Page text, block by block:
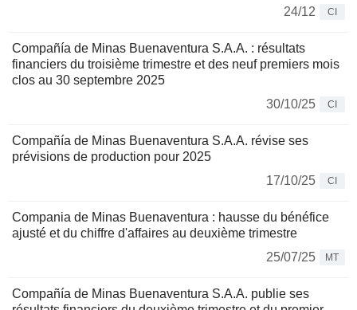
24/12
CI
Compañía de Minas Buenaventura S.A.A. : résultats
financiers du troisième trimestre et des neuf premiers mois
clos au 30 septembre 2025
30/10/25
CI
Compañía de Minas Buenaventura S.A.A. révise ses
prévisions de production pour 2025
17/10/25
CI
Compania de Minas Buenaventura : hausse du bénéfice
ajusté et du chiffre d'affaires au deuxième trimestre
25/07/25
MT
Compañía de Minas Buenaventura S.A.A. publie ses